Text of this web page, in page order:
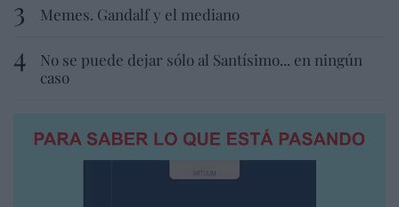
Memes. Gandalf y el mediano
No se puede dejar sólo al Santísimo... en ningún
caso